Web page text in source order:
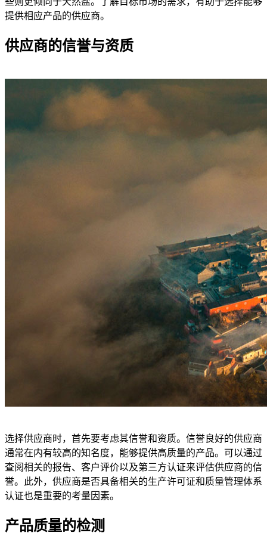
提供相应产品的供应商。
供应商的信誉与资质
选择供应商时，首先要考虑其信誉和资质。信誉良好的供应商
通常在内有较高的知名度，能够提供高质量的产品。可以通过
查阅相关的报告、客户评价以及第三方认证来评估供应商的信
誉。此外，供应商是否具备相关的生产许可证和质量管理体系
认证也是重要的考量因素。
产品质量的检测